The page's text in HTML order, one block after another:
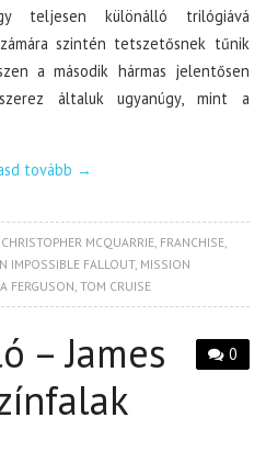
teljesen különálló trilógiává
szintén tetszetősnek tűnik
a második hármas jelentősen
általuk ugyanúgy, mint a
tovább →
CHRISTOPHER MCQUARRIE FRANCHISE
IMPOSSIBLE FALLOUT, MISSION
FERGUSON ,TOM CRUISE
0
– James